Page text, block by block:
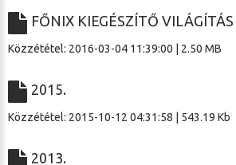
FŐNIX KIEGÉSZÍTŐ VILÁGÍTÁS
Közzététel: 2016-03-04 11:39:00 | 2.50 MB
2015.
Közzététel: 2015-10-12 04:31:58 | 543.19 Kb
2013.